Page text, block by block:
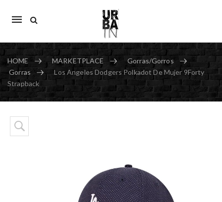
Mobile
HOME MARKETPLACE
Gorras/Gorros
Gorras
Los Angeles Dodgers Polkadot De Mujer 9Forty
Strapback
Skip to content